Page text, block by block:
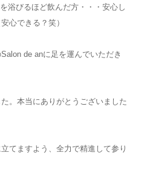
浴びるほど飲んだ方・・・安心し
安心できる？笑）
de anに足を運んでいただき
。本当にありがとうございました
てますよう、全力で精進して参り